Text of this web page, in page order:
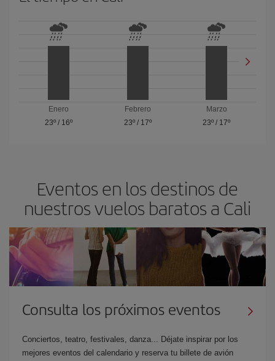
Enero
23º/ 16º
Febrero
23º/ 17º
Marzo
23º / 17º
Eventos en los destinos de
nuestros vuelos baratos a Cali
Consulta los próximos eventos
Conciertos, teatro, festivales, danza... Déjate inspirar por los
mejores eventos del calendario y reserva tu billete de avión